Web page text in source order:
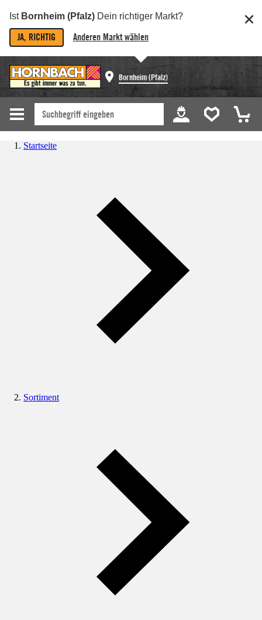
Ist Bornheim (Pfalz) Dein richtiger Markt?
JA, RICHTIG Anderen Markt wählen
Bornheim (Pfalz)
Startseite
Sortiment